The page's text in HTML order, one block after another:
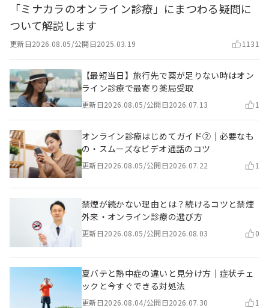
「ミナカラのオンライン診療」にまつわる疑問に
ついて解説します
更新日2026.08.05/公開日2025.03.19 1131
【最短当日】旅行先で薬が足りない時はオン
ライン診療で最寄り薬局受取
更新日2026.08.05/公開日2026.07.13 1
オンライン診療はじめてガイド②｜必要なも
の・スムーズなビデオ通話のコツ
更新日2026.08.05/公開日2026.07.22 1
禁煙が続かない理由とは？続けるコツと禁煙
外来・オンライン診療の選び方
更新日2026.08.05/公開日2026.08.03 0
夏バテと熱中症の違いと見分け方｜症状チェ
ックと今すぐできる対処法
更新日2026.08.04/公開日2026.07.30 1